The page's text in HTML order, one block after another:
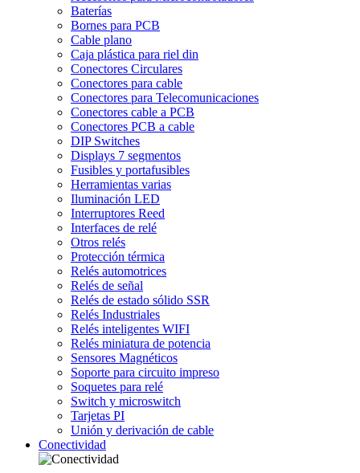
Baterías
Bornes para PCB
Cable plano
Caja plástica para riel din
Conectores Circulares
Conectores para cable
Conectores para Telecomunicaciones
Conectores cable a PCB
Conectores PCB a cable
DIP Switches
Displays 7 segmentos
Fusibles y portafusibles
Herramientas varias
Iluminación LED
Interruptores Reed
Interfaces de relé
Otros relés
Protección térmica
Relés automotrices
Relés de señal
Relés de estado sólido SSR
Relés Industriales
Relés inteligentes WIFI
Relés miniatura de potencia
Sensores Magnéticos
Soporte para circuito impreso
Soquetes para relé
Switch y microswitch
Tarjetas PI
Unión y derivación de cable
Conectividad